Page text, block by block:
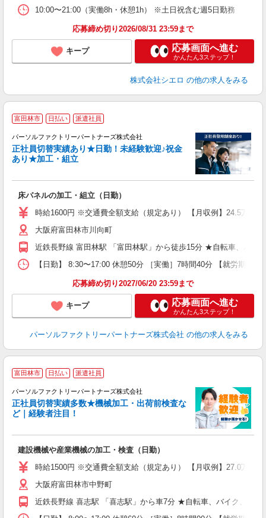
10:00〜21:00（実働8h・休憩1h） ※土日祝含む週5日勤務
応募締め切り2026/08/31 23:59まで
キープ 応募画面へ進む
かんたん3ステップ！
株式会社シエロ の他の求人をみる
富田林市 日払い 派遣社員
パーソルファクトリーパートナーズ株式会社
正社員切替実績あり★日勤！未経験歓迎♪祝金
あり★加工・組立
床パネルの加工・組立（日勤）
時給1600円 ※交通費全額支給（規定あり） 【月収例】24.5万円
大阪府富田林市川向町
近鉄長野線 富田林駅 「富田林駅」から徒歩15分 ★自転車、バイ
【日勤】 8:30〜17:00 休憩50分 ［実働］7時間40分 【就労期間】
応募締め切り2027/06/20 23:59まで
キープ 応募画面へ進む
かんたん3ステップ！
パーソルファクトリーパートナーズ株式会社 の他の求人をみる
富田林市 日払い 派遣社員
パーソルファクトリーパートナーズ株式会社
正社員切替実績多数★機械加工・出荷前検査な
ど｜経験者注目！
建設機械や産業機械の加工・検査（日勤）
時給1500円 ※交通費全額支給（規定あり） 【月収例】27.0万円
大阪府富田林市中野町
近鉄長野線 喜志駅 「喜志駅」から車7分 ★自転車、バイク、マイ